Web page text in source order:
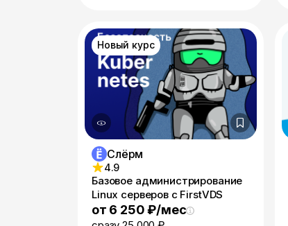
Новый курс
Слёрм
4.9
Базовое администрирование
Linux серверов с FirstVDS
от 6 250 ₽/мес